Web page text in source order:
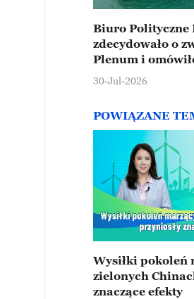
Biuro Polityczne
zdecydowało o
Plenum i
gospodarki
30-Jul-2026
POWIĄZANE
Wysiłki pokoleń
zielonych
znaczące efekty